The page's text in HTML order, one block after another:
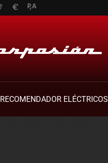
RECOMENDADOR ELÉCTRICOS